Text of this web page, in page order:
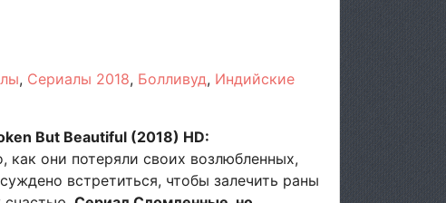
Сериалы 2018 Болливуд Индийские
But Beautiful (2018) HD:
они потеряли своих возлюбленных,
встретиться, чтобы залечить раны